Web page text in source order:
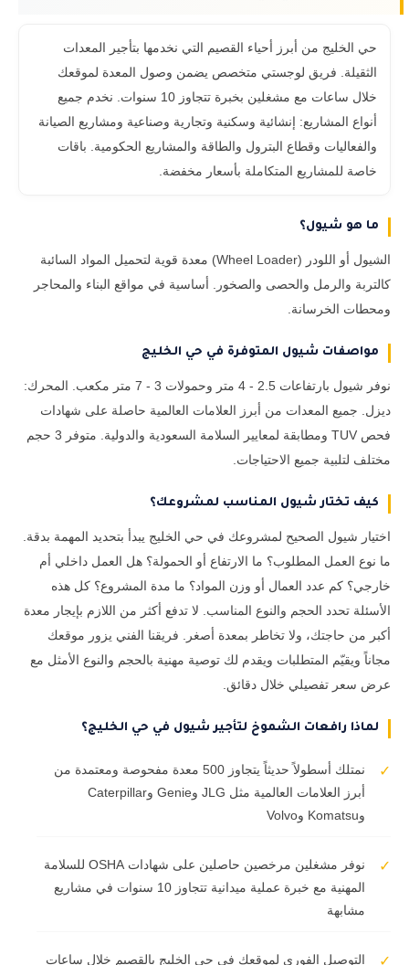
حي الخليج من أبرز أحياء القصيم التي نخدمها بتأجير المعدات
الثقيلة. فريق لوجستي متخصص يضمن وصول المعدة لموقعك
خلال ساعات مع مشغلين بخبرة تتجاوز 10 سنوات. نخدم جميع
أنواع المشاريع: إنشائية وسكنية وتجارية وصناعية ومشاريع الصيانة
والفعاليات وقطاع البترول والطاقة والمشاريع الحكومية. باقات
خاصة للمشاريع المتكاملة بأسعار مخفضة.
ما هو شيول؟
الشيول أو اللودر (Wheel Loader) معدة قوية لتحميل المواد السائبة
كالتربة والرمل والحصى والصخور. أساسية في مواقع البناء والمحاجر
ومحطات الخرسانة.
مواصفات شيول المتوفرة في حي الخليج
نوفر شيول بارتفاعات 2.5 - 4 متر وحمولات 3 - 7 متر مكعب. المحرك:
ديزل. جميع المعدات من أبرز العلامات العالمية حاصلة على شهادات
فحص TUV ومطابقة لمعايير السلامة السعودية والدولية. متوفر 3 حجم
مختلف لتلبية جميع الاحتياجات.
كيف تختار شيول المناسب لمشروعك؟
اختيار شيول الصحيح لمشروعك في حي الخليج يبدأ بتحديد المهمة بدقة.
ما نوع العمل المطلوب؟ ما الارتفاع أو الحمولة؟ هل العمل داخلي أم
خارجي؟ كم عدد العمال أو وزن المواد؟ ما مدة المشروع؟ كل هذه
الأسئلة تحدد الحجم والنوع المناسب. لا تدفع أكثر من اللازم بإيجار معدة
أكبر من حاجتك، ولا تخاطر بمعدة أصغر. فريقنا الفني يزور موقعك
مجاناً ويقيّم المتطلبات ويقدم لك توصية مهنية بالحجم والنوع الأمثل مع
عرض سعر تفصيلي خلال دقائق.
لماذا رافعات الشموخ لتأجير شيول في حي الخليج؟
✓
نمتلك أسطولاً حديثاً يتجاوز 500 معدة مفحوصة ومعتمدة من
أبرز العلامات العالمية مثل JLG وGenie وCaterpillar
وKomatsu وVolvo
✓
نوفر مشغلين مرخصين حاصلين على شهادات OSHA للسلامة
المهنية مع خبرة عملية ميدانية تتجاوز 10 سنوات في مشاريع
مشابهة
✓
التوصيل الفوري لموقعك في حي الخليج بالقصيم خلال ساعات